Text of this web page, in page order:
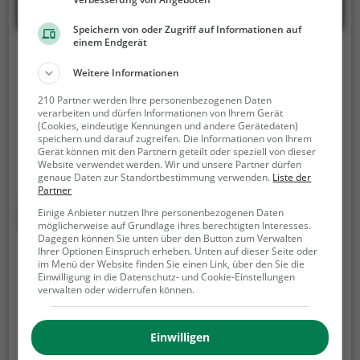
Bubble Football in Sindelfingen
Alte Stuttgarter Str. 117, 71106 Magstadt
Bubble Nation – Best Bubble Soccer Events
Luftgepolstert begibst Du dich in ein Fußballspiel
der anderen Art. Zusammen mit Deinem Team
räumst Du dir den Weg zum gegnerischen Tor frei.
Dabei ist Spaß und Action garantiert.
ist seit 2016, der Anbieter für Bubble Soccer, Bubble
Football oder auch Zorbing genannt. Egal ob
Junggesellenabschied, Geburtstag oder einfach nur
einen schönen Tag mit Freunden verbringen, Bubble
Soccer ist in dem Fall genau das Richtige!
Mehr erfahren
Bubble Soccer Steinmaur
Was auf den ersten Blick etwas eigenartig aussehen
mag, ist ein echtes Spiel. Beim Bubble-Soccer – auch
bekannt als Bubble-Fußball oder Bumper-Soccer –
treten die Spieler in zwei Teams gegeneinander an.
Speichern von oder Zugriff auf Informationen auf
einem Endgerät
Weitere Informationen
210 Partner werden Ihre personenbezogenen Daten
verarbeiten und dürfen Informationen von Ihrem Gerät
(Cookies, eindeutige Kennungen und andere Gerätedaten)
speichern und darauf zugreifen. Die Informationen von Ihrem
Gerät können mit den Partnern geteilt oder speziell von dieser
Website verwendet werden. Wir und unsere Partner dürfen
genaue Daten zur Standortbestimmung verwenden. Liste der
Partner
Einige Anbieter nutzen Ihre personenbezogenen Daten
möglicherweise auf Grundlage ihres berechtigten Interesses.
Dagegen können Sie unten über den Button zum Verwalten
Ihrer Optionen Einspruch erheben. Unten auf dieser Seite oder
im Menü der Website finden Sie einen Link, über den Sie die
Einwilligung in die Datenschutz- und Cookie-Einstellungen
verwalten oder widerrufen können.
Einwilligen